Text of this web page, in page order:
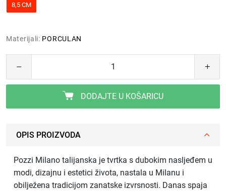
8,5 CM
Materijali: PORCULAN
DODAJTE U KOŠARICU
OPIS PROIZVODA
Pozzi Milano talijanska je tvrtka s dubokim nasljeđem u
modi, dizajnu i estetici života, nastala u Milanu i
obilježena tradicijom zanatske izvrsnosti. Danas spaja